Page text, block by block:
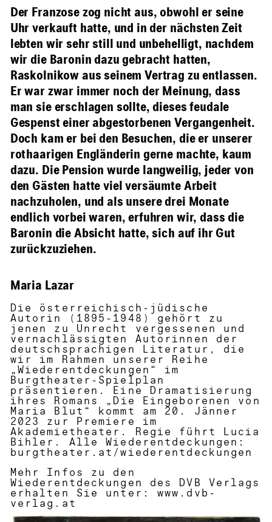
Der Franzose zog nicht aus, obwohl er seine
Uhr verkauft hatte, und in der nächsten Zeit
lebten wir sehr still und unbehelligt, nachdem
wir die Baronin dazu gebracht hatten,
Raskolnikow aus seinem Vertrag zu entlassen.
Er war zwar immer noch der Meinung, dass
man sie erschlagen sollte, dieses feudale
Gespenst einer abgestorbenen Vergangenheit.
Doch kam er bei den Besuchen, die er unserer
rothaarigen Engländerin gerne machte, kaum
dazu. Die Pension wurde langweilig, jeder von
den Gästen hatte viel versäumte Arbeit
nachzuholen, und als unsere drei Monate
endlich vorbei waren, erfuhren wir, dass die
Baronin die Absicht hatte, sich auf ihr Gut
zurückzuziehen.
Maria Lazar
Die österreichisch-jüdische
Autorin (1895-1948) gehört zu
jenen zu Unrecht vergessenen und
vernachlässigten Autorinnen der
deutschsprachigen Literatur, die
wir im Rahmen unserer Reihe
„Wiederentdeckungen“ im
Burgtheater-Spielplan
präsentieren. Eine Dramatisierung
ihres Romans
„ Die Eingeborenen von
Maria Blut“ kommt am 20. Jänner
2023 zur Premiere im
Akademietheater. Regie führt Lucia
Bihler. Alle Wiederentdeckungen:
burgtheater.at/wiederentdeckungen
Mehr Infos zu den
Wiederentdeckungen des DVB Verlags
erhalten Sie unter:www.dvb-
verlag.at